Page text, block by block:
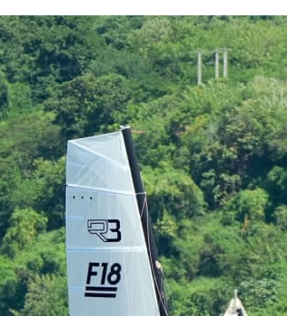
22Jan
Classe Ultim 32/23,Records,Trophée
Gitana 17 devient Actual
Source
Gitana Team
22 janvier 2025
0